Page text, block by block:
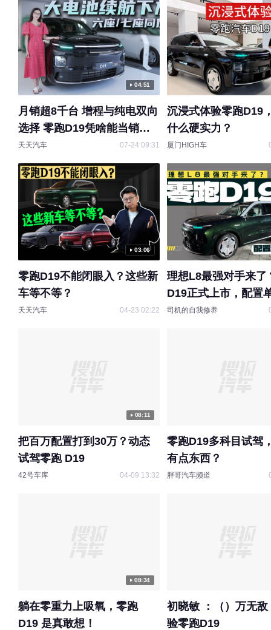
04:51
月销超8千台 增程与纯电双向
选择 零跑D19凭啥能当销
冠？
天天汽车 07-24 09:31
沉浸式体验零跑D19
什么硬实力？
厦门HIGH车
03:06
零跑D19不能闭眼入？这些新
车等不等？
天天汽车 04-23 02:22
理想L8最强对手来了
D19正式上市，配置
司机的自我修养
08:11
把百万配置打到30万？动态
试驾零跑 D19
42号车库 04-09 13:32
零跑D19多科目试驾
有点东西？
胖哥汽车频道
08:34
躺在零重力上吸氧，零跑
D19 是真敢想！
初晓敏 ：（）万无敌
验零跑D19